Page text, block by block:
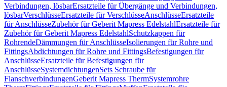
Verbindungen, lösbarErsatzteile für Übergänge und Verbindungen,
lösbarVerschlüsseErsatzteile für VerschlüsseAnschlüsseErsatzteile
für AnschlüsseZubehör für Geberit Mapress EdelstahlErsatzteile für
Zubehör für Geberit Mapress EdelstahlSchutzkappen für
RohrendeDämmungen für AnschlüsseIsolierungen für Rohre und
FittingsAbdichtungen für Rohre und FittingsBefestigungen für
AnschlüsseErsatzteile für Befestigungen für
AnschlüsseSystemdichtungenSets Schraube für
FlanschverbindungenGeberit Mapress ThermSystemrohre